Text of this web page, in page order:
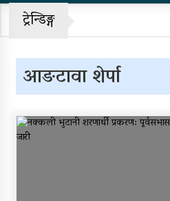
‘नागढुंगा-
सञ्चालनमा,
पुन: एमाले-
भागबण्डा
ट्रेन्डिङ्ग
आङटावा शेर्पा